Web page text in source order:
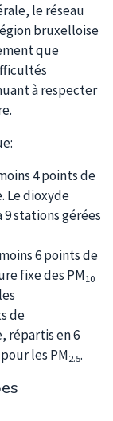
le réseau
bruxelloise
que
à respecter
4 points de
Le dioxyde
stations gérées
6 points de
fixe des PM10
de
répartis en 6
les PM2.5.